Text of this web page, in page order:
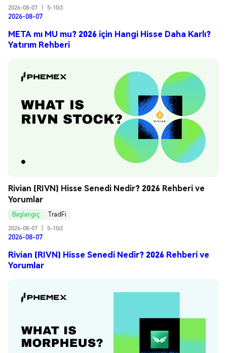
2026-08-07
5-10d
2026-08-07
META mı MU mu? 2026 için Hangi Hisse Daha Karlı?
Yatırım Rehberi
Rivian (RIVN) Hisse Senedi Nedir? 2026 Rehberi ve
Yorumlar
Başlangıç
TradFi
2026-08-07
5-10d
2026-08-07
Rivian (RIVN) Hisse Senedi Nedir? 2026 Rehberi ve
Yorumlar